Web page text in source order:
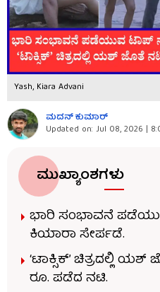
Yash, Kiara Advani
ಮದನ್​ ಕುಮಾರ್​
Updated on: Jul 08, 2026 |
ಮುಖ್ಯಾಂಶಗಳು
ಭಾರಿ ಸಂಭಾವನೆ
ಕಿಯಾರಾ ಸೇರ್ಪಡೆ.
‘ಟಾಕ್ಸಿಕ್’ ಚಿತ್ರದಲ್ಲಿ
ರೂ. ಪಡೆದ ನಟಿ.